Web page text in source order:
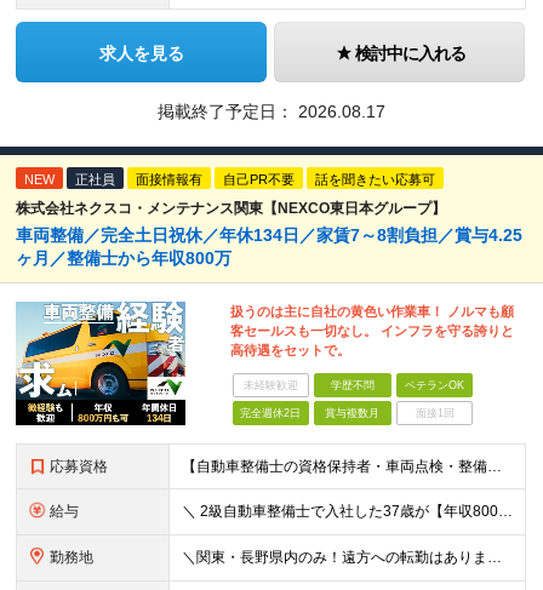
求人を見る 検討中に入れる
掲載終了予定日： 2026.08.17
NEW 正社員 面接情報有 自己PR不要 話を聞きたい応募可
株式会社ネクスコ・メンテナンス関東【NEXCO東日本グループ】
車両整備／完全土日祝休／年休134日／家賃7～8割負担／賞与4.25
ヶ月／整備士から年収800万
扱うのは主に自社の黄色い作業車！ ノルマも顧
客セールスも一切なし。 インフラを守る誇りと
高待遇をセットで。
未経験歓迎 学歴不問 ベテランOK
完全週休2日 賞与複数月 面接1回
応募資格 【自動車整備士の資格保持者・車両点検・整備経験者歓迎！】 ディーラー、民間整備工場、 トラック・重機整備、ガソリンスタンド等での 点検・整備経験などのご経験をお持ちの方も歓迎します！ ■高卒以上 ■普
給与 ＼ 2級自動車整備士で入社した37歳が【年収800万円】を実現！ ／ ★家賃・駐車場代の最大8割を会社が負担！毎月の固定費を大幅カット ★賞与実績4.25ヶ月分（年間120万円～140万円以上の支給実
勤務地 ＼関東・長野県内のみ！遠方への転勤はありません／ ★全事業所がIC近く！マイカーで快適に通勤可能です ★引越し費用や単身赴任時の家賃・家具家電の賃料も全額負担します ◆京浜事業所 神奈川県横浜市